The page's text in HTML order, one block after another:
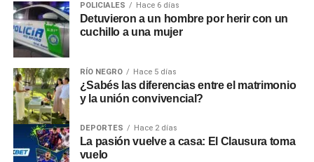
POLICIALES Hace 6 días
Detuvieron a un hombre por herir con un
cuchillo a una mujer
RÍO NEGRO Hace 5 días
¿Sabés las diferencias entre el matrimonio
y la unión convivencial?
DEPORTES Hace 2 días
La pasión vuelve a casa: El Clausura toma
vuelo